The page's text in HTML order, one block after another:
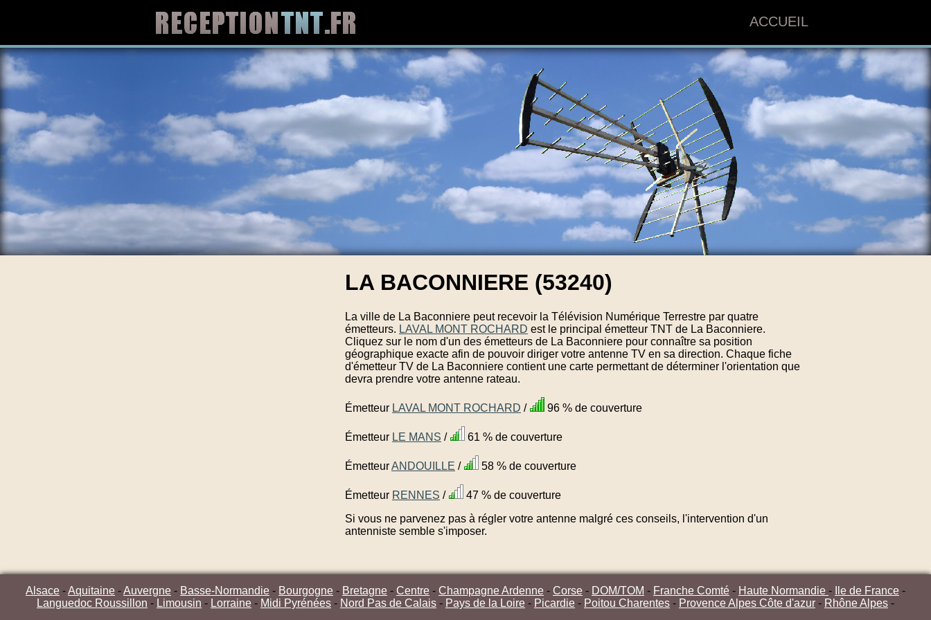
ACCUEIL
LA BACONNIERE (53240)
La ville de La Baconniere peut recevoir la Télévision Numérique Terrestre par quatre
émetteurs. LAVAL MONT ROCHARD est le principal émetteur TNT de La Baconniere.
Cliquez sur le nom d'un des émetteurs de La Baconniere pour connaître sa position
géographique exacte afin de pouvoir diriger votre antenne TV en sa direction. Chaque fiche
d'émetteur TV de La Baconniere contient une carte permettant de déterminer l'orientation que
devra prendre votre antenne rateau.
Émetteur LAVAL MONT ROCHARD / 96 % de couverture
Émetteur LE MANS / 61 % de couverture
ÉmetteurANDOUILLE / 58 % de couverture
Émetteur RENNES /
47 % de couverture
Si vous ne parvenez pas à régler votre antenne malgré ces conseils, l'intervention d'un
antenniste semble s'imposer.
Alsace -Aquitaine -Auvergne - Basse-Normandie - Bourgogne - Bretagne - Centre - Champagne Ardenne - Corse - DOM/TOM - Franche Comté - Haute Normandie - Ile de France -
Languedoc Roussillon - Limousin - Lorraine - Midi Pyrénées - Nord Pas de Calais - Pays de la Loire - Picardie - Poitou Charentes - Provence Alpes Côte d'azur - Rhône Alpes -